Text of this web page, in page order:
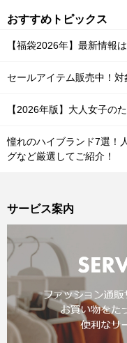
おすすめトピックス
【福袋2026年】最新情報
セールアイテム販売中！対
【2026年版】大人女子の
憧れのハイブランド7選！
グなど厳選してご紹介！
サービス案内